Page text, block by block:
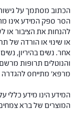
הכתוב מסתמך על
הסר ספק המידע אינו
להנחות את הציבור או
או שינוי או הורדה של
אחר. נשים בהיריון,
והנוטלים תרופות
מרפא' מתייחס
המידע הינו מידע כללי
המוצרים של ברא